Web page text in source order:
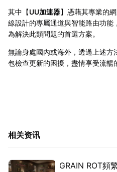
其中【UU加速器】憑藉其專業的
線設計的專屬通道與智能路由功
為解決此類問題的首選方案。
無論身處國內或海外，透過上述
包檢查更新的困擾，盡情享受流暢
相关资讯
GRAIN ROT頻